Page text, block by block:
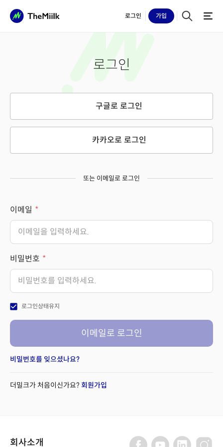
로그인 가입
로그인
구글로 로그인
카카오로 로그인
또는 이메일로 로그인
이메일
비밀번호
check_box 로그인상태유지
이메일로 로그인
비밀번호를 잊으셨나요?
더밀크가 처음이신가요? 회원가입
회사소개